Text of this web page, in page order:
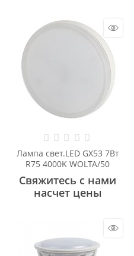
Лампа свет.LED GX53 7Вт
R75 4000K WOLTA/50
Свяжитесь с нами
насчет цены